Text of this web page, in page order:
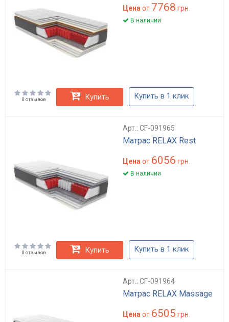
Цена от 7768 грн.
В наличии
0 отзывов Купить Купить в 1 клик
Арт.: CF-091965
Матрас RELAX Rest
Цена от 6056 грн.
В наличии
0 отзывов Купить Купить в 1 клик
Арт.: CF-091964
Матрас RELAX Massage
Цена от 6505 грн.